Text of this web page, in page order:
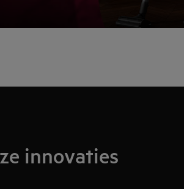
innovaties